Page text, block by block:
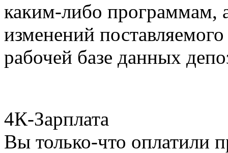
каким-либо программам,
изменений
рабочей базе данных
4К-Зарплата
Вы только-что